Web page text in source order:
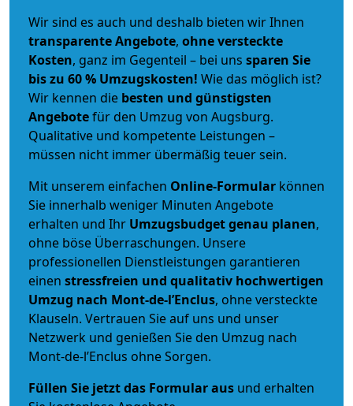
Wir sind es auch und deshalb bieten wir Ihnen
transparente Angebote, ohne versteckte
Kosten, ganz im Gegenteil – bei uns sparen Sie
bis zu 60 % Umzugskosten! Wie das möglich ist?
Wir kennen die besten und günstigsten
Angebotefür den Umzug von Augsburg.
Qualitative und kompetente Leistungen –
müssen nicht immer übermäßig teuer sein.
Mit unserem einfachen Online-Formular können
Sie innerhalb weniger Minuten Angebote
erhalten und Ihr Umzugsbudgetgenau planen,
ohne böse Überraschungen. Unsere
professionellen Dienstleistungen garantieren
einen stressfreien und qualitativ hochwertigen
Umzug nach Mont-de-l’Enclus, ohne versteckte
Klauseln. Vertrauen Sie auf uns und unser
Netzwerk und genießen Sie den Umzug nach
Mont-de-l’Enclus ohne Sorgen.
Füllen Sie jetzt das Formular aus und erhalten